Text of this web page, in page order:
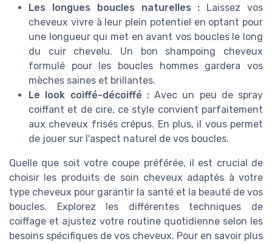
Les longues boucles naturelles : Laissez vos
cheveux vivre à leur plein potentiel en optant pour
une longueur qui met en avant vos boucles le long
du cuir chevelu. Un bon shampoing cheveux
formulé pour les boucles hommes gardera vos
mèches saines et brillantes.
Le look coiffé-décoiffé :Avec un peu de spray
coiffant et de cire, ce style convient parfaitement
aux cheveux frisés crépus. En plus, il vous permet
de jouer sur l'aspect naturel de vos boucles.
Quelle que soit votre coupe préférée, il est crucial de
choisir les produits de soin cheveux adaptés à votre
type cheveux pour garantir la santé et la beauté de vos
boucles. Explorez les différentes techniques de
coiffage et ajustez votre routine quotidienne selon les
besoins spécifiques de vos cheveux. Pour en savoir plus